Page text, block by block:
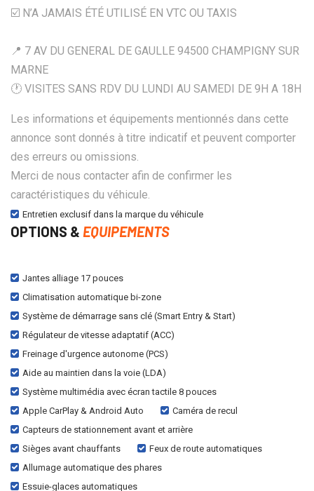
☑️ N’A JAMAIS ÉTÉ UTILISÉ EN VTC OU TAXIS
📍 7 AV DU GENERAL DE GAULLE 94500 CHAMPIGNY SUR
MARNE
🕐 VISITES SANS RDV DU LUNDI AU SAMEDI DE 9H A 18H
Les informations et équipements mentionnés dans cette
annonce sont donnés à titre indicatif et peuvent comporter
des erreurs ou omissions.
Merci de nous contacter afin de confirmer les
caractéristiques du véhicule.
Entretien exclusif dans la marque du véhicule
OPTIONS & EQUIPEMENTS
Jantes alliage 17 pouces
Climatisation automatique bi-zone
Système de démarrage sans clé (Smart Entry & Start)
Régulateur de vitesse adaptatif (ACC)
Freinage d'urgence autonome (PCS)
Aide au maintien dans la voie (LDA)
Système multimédia avec écran tactile 8 pouces
Apple CarPlay & Android Auto
Caméra de recul
Capteurs de stationnement avant et arrière
Sièges avant chauffants
Feux de route automatiques
Allumage automatique des phares
Essuie-glaces automatiques